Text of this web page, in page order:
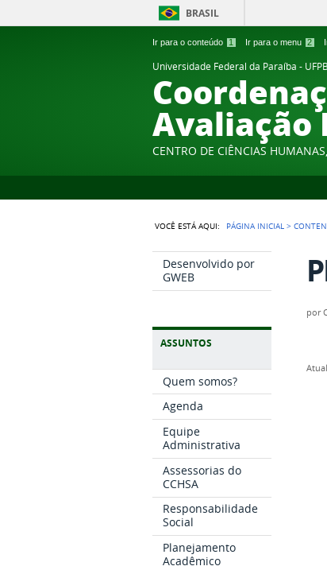
Ir para o conteúdo 1 Ir para o menu 2
BRASIL
Universidade Federal da Paraíba - UFPB
CENTRO DE CIÊNCIAS
VOCÊ ESTÁ AQUI: PÁGINA INICIAL >
Desenvolvido por
GWEB
ASSUNTOS
Quem somos?
Agenda
Equipe
Administrativa
Assessorias do
CCHSA
Responsabilidade
Social
Planejamento
Acadêmico
por